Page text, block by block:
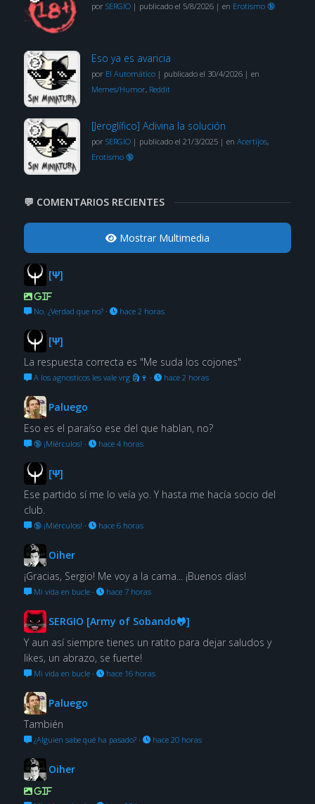
por SERGIO| publicado el 5/8/2026| en Erotismo 🔞
Eso ya es avaricia
por El Automático| publicado el 30/4/2026| en
Memes/Humor, Reddit
[Jeroglífico] Adivina la solución
por SERGIO| publicado el 21/3/2025| en Acertijos,
Erotismo 🔞
💬 COMENTARIOS RECIENTES
Mostrar Multimedia
[Ψ]
GIF
No. ¿Verdad que no?· hace 2 horas
[Ψ]
La respuesta correcta es "Me suda los cojones"
A los agnosticos les vale vrg 🗿🍷 · hace 2 horas
Paluego
Eso es el paraíso ese del que hablan, no?
🔞 ¡Miérculos! · hace 4 horas
[Ψ]
Ese partido sí me lo veía yo. Y hasta me hacía socio del
club.
🔞 ¡Miérculos! · hace 6 horas
Oiher
¡Gracias, Sergio! Me voy a la cama... ¡Buenos días!
Mi vida en bucle· hace 7 horas
SERGIO [Army of Sobando🐸]
Y aun así siempre tienes un ratito para dejar saludos y
likes, un abrazo, se fuerte!
Mi vida en bucle· hace 16 horas
Paluego
También
¿Alguien sabe qué ha pasado?· hace 20 horas
Oiher
GIF